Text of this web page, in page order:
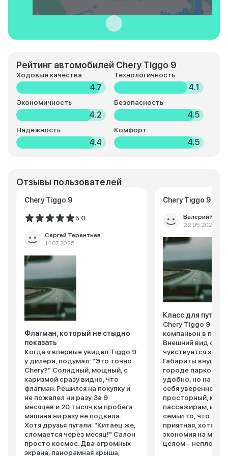
Рейтинг автомобилей Chery Tiggo 9
Ходовые качества
4.7
Технологичность
4.1
Экономичность
4.2
Безопасность
4.5
Надежность
4.4
Комфорт
4.5
Отзывы пользователей
Chery Tiggo 9
5.0
Сергей Терентьев
14.07.2025
Флагман, который не стыдно
показать
Когда я впервые увидел Tiggo 9
у дилера, подумал: "Это точно
Chery?" Солидный, мощный, с
харизмой сразу видно, что
флагман. Решился на покупку и
не пожалел ни разу. За 9
месяцев и 20 тысяч км пробега
машина ни разу не подвела.
Хотя друзья пугали: "Китаец же,
сломается через месяц!" Салон
просто космос. Два огромных
экрана, панорамная крыша,
Chery Tiggo 9
Валерий
22.05.2025
Класс для
Chery Tiggo 9 –
компаньон в
Внешний вид
чувствуется
Габариты
городе
удобно, но на
себя уверенно.
просторный,
пассажирам, и
семьи то, что
приятная, хотя
экономия на
целом – неплохо.